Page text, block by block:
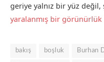
geriye yalnız bir yüz
yaralanmış bir görünürlük
bakış boşluk Burhan